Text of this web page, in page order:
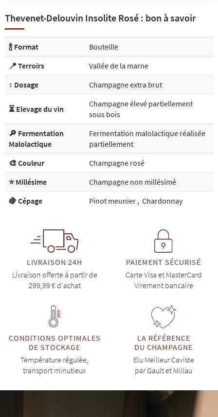
Thevenet-Delouvin Insolite Rosé : bon à savoir
🍾 Format
Bouteille
📍 Terroirs
Vallée de la marne
↕️ Dosage
Champagne extra brut
⏳ Elevage du vin
Champagne élevé partiellement
sous bois
🔎 Fermentation
Malolactique
Fermentation malolactique réalisée
partiellement
🎨 Couleur
Champagne rosé
⭐ Millésime
Champagne non millésimé
🍇 Cépage
Pinot meunier , Chardonnay
LIVRAISON 24H
Livraison offerte à partir de
299,99 € d'achat
PAIEMENT SÉCURISÉ
Carte Visa et MasterCard
Virement bancaire
CONDITIONS OPTIMALES
DE STOCKAGE
Température régulée,
transport minutieux
LA RÉFÉRENCE
DU CHAMPAGNE
Elu Meilleur Caviste
par Gault et Millau